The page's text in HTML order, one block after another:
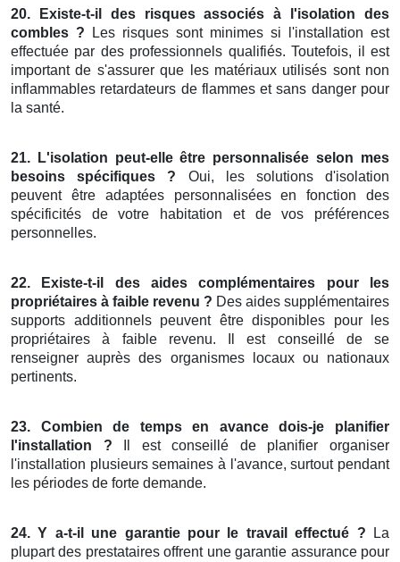
20. Existe-t-il des risques associés à l'isolation des
combles ? Les risques sont minimes si l'installation est
effectuée par des professionnels qualifiés. Toutefois, il est
important de s'assurer que les matériaux utilisés sont non
inflammables retardateurs de flammes et sans danger pour
la santé.
21. L'isolation peut-elle être personnalisée selon mes
besoins spécifiques ? Oui, les solutions d'isolation
peuvent être adaptées personnalisées en fonction des
spécificités de votre habitation et de vos préférences
personnelles.
22. Existe-t-il des aides complémentaires pour les
propriétaires à faible revenu ? Des aides supplémentaires
supports additionnels peuvent être disponibles pour les
propriétaires à faible revenu. Il est conseillé de se
renseigner auprès des organismes locaux ou nationaux
pertinents.
23. Combien de temps en avance dois-je planifier
l'installation ? Il est conseillé de planifier organiser
l'installation plusieurs semaines à l'avance, surtout pendant
les périodes de forte demande.
24. Y a-t-il une garantie pour le travail effectué ? La
plupart des prestataires offrent une garantie assurance pour